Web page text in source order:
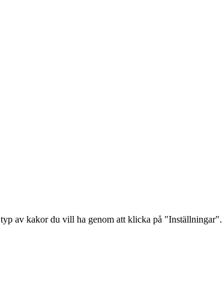
av kakor du vill ha genom att klicka på "Inställningar".